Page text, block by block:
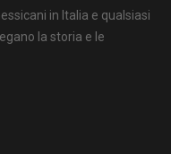
in Italia e qualsiasi
la storia e le